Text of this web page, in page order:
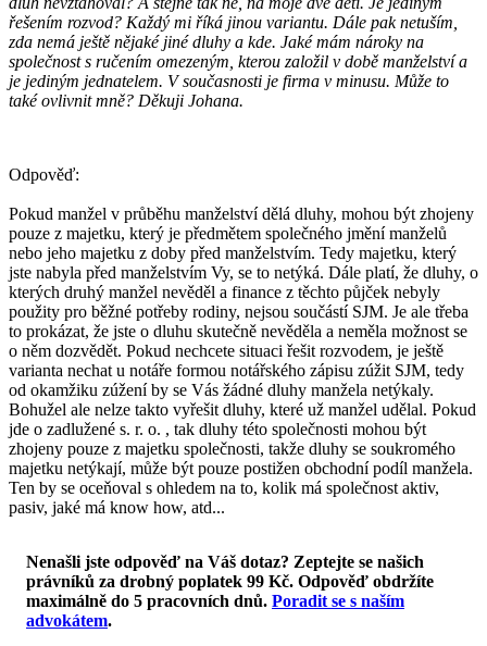
řešením rozvod? Každý mi říká jinou variantu. Dále pak netuším,
zda nemá ještě nějaké jiné dluhy a kde. Jaké mám nároky na
společnost s ručením omezeným, kterou založil v době manželství a
je jediným jednatelem. V současnosti je firma v minusu. Může to
také ovlivnit mně? Děkuji Johana.
Odpověď:
Pokud manžel v průběhu manželství dělá dluhy, mohou být zhojeny
pouze z majetku, který je předmětem společného jmění manželů
nebo jeho majetku z doby před manželstvím. Tedy majetku, který
jste nabyla před manželstvím Vy, se to netýká. Dále platí, že dluhy, o
kterých druhý manžel nevěděl a finance z těchto půjček nebyly
použity pro běžné potřeby rodiny, nejsou součástí SJM. Je ale třeba
to prokázat, že jste o dluhu skutečně nevěděla a neměla možnost se
o něm dozvědět. Pokud nechcete situaci řešit rozvodem, je ještě
varianta nechat u notáře formou notářského zápisu zúžit SJM, tedy
od okamžiku zúžení by se Vás žádné dluhy manžela netýkaly.
Bohužel ale nelze takto vyřešit dluhy, které už manžel udělal. Pokud
jde o zadlužené s. r. o. , tak dluhy této společnosti mohou být
zhojeny pouze z majetku společnosti, takže dluhy se soukromého
majetku netýkají, může být pouze postižen obchodní podíl manžela.
Ten by se oceňoval s ohledem na to, kolik má společnost aktiv,
pasiv, jaké má know how, atd...
Nenašli jste odpověď na Váš dotaz? Zeptejte se našich
právníků za drobný poplatek 99 Kč. Odpověď obdržíte
maximálně do 5 pracovních dnů. Poradit se s naším
advokátem.